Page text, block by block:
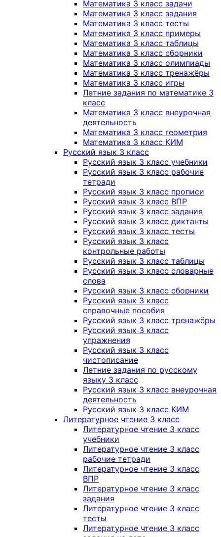
Математика 3 класс задачи
Математика 3 класс задания
Математика 3 класс тесты
Математика 3 класс примеры
Математика 3 класс таблицы
Математика 3 класс сборники
Математика 3 класс олимпиады
Математика 3 класс тренажёры
Математика 3 класс игры
Летние задания по математике 3
класс
Математика 3 класс внеурочная
деятельность
Математика 3 класс геометрия
Математика 3 класс КИМ
Русский язык 3 класс
Русский язык 3 класс учебники
Русский язык 3 класс рабочие
тетради
Русский язык 3 класс прописи
Русский язык 3 класс ВПР
Русский язык 3 класс задания
Русский язык 3 класс диктанты
Русский язык 3 класс тесты
Русский язык 3 класс
контрольные работы
Русский язык 3 класс таблицы
Русский язык 3 класс словарные
слова
Русский язык 3 класс сборники
Русский язык 3 класс
справочные пособия
Русский язык 3 класс тренажёры
Русский язык 3 класс
упражнения
Русский язык 3 класс
чистописание
Летние задания по русскому
языку 3 класс
Русский язык 3 класс внеурочная
деятельность
Русский язык 3 класс КИМ
Литературное чтение 3 класс
Литературное чтение 3 класс
учебники
Литературное чтение 3 класс
рабочие тетради
Литературное чтение 3 класс
ВПР
Литературное чтение 3 класс
задания
Литературное чтение 3 класс
тесты
Литературное чтение 3 класс